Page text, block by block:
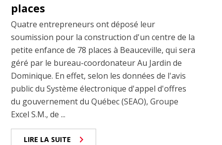
places
Quatre entrepreneurs ont déposé leur
soumission pour la construction d'un centre de la
petite enfance de 78 places à Beauceville, qui sera
géré par le bureau-coordonateur Au Jardin de
Dominique. En effet, selon les données de l'avis
public du Système électronique d'appel d'offres
du gouvernement du Québec (SEAO), Groupe
Excel S.M., de ...
LIRE LA SUITE